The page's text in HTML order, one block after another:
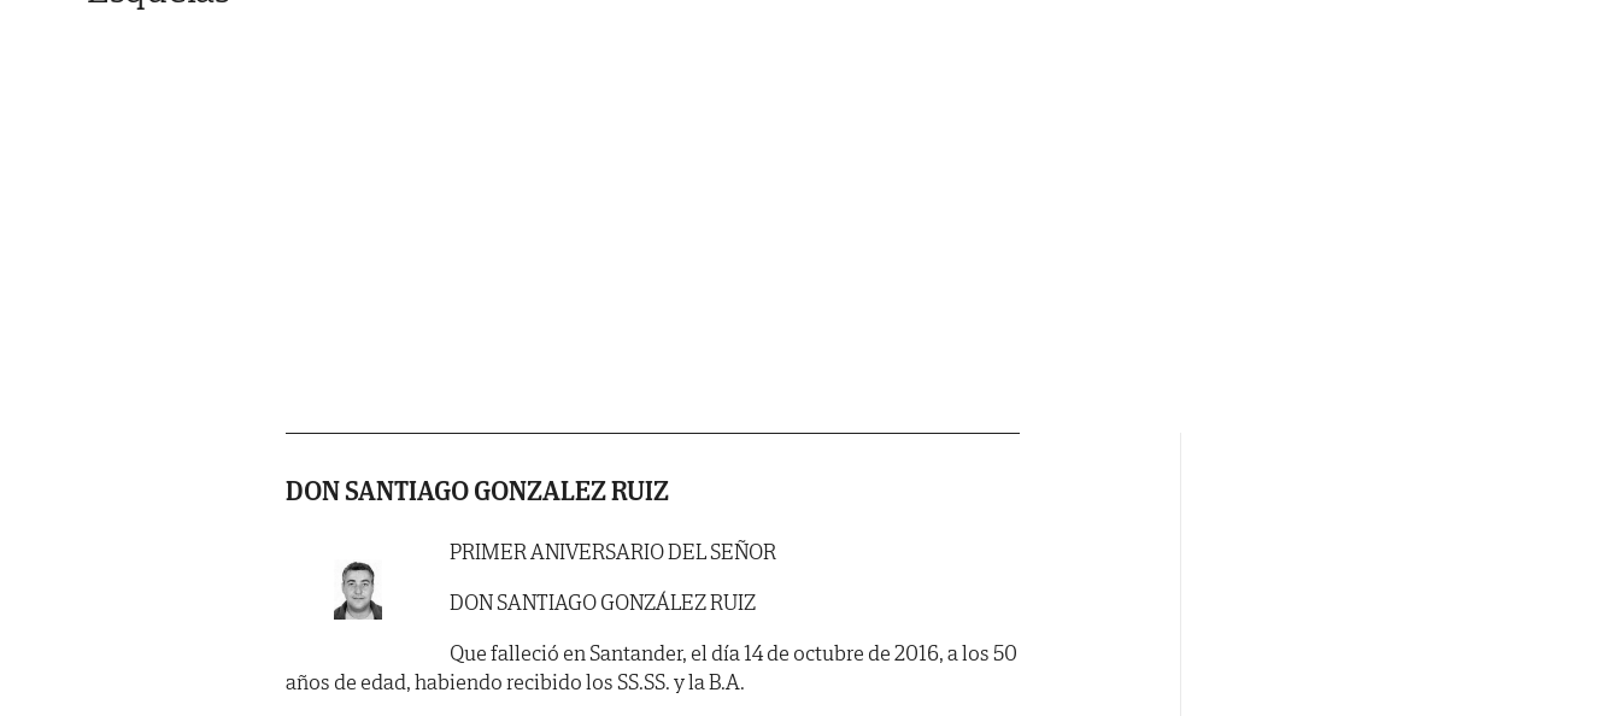
DON SANTIAGO GONZALEZ RUIZ
PRIMER ANIVERSARIO DEL SEÑOR
DON SANTIAGO GONZÁLEZ RUIZ
Que falleció en Santander, el día 14 de octubre de 2016, a los 50
años de edad, habiendo recibido los SS.SS. y la B.A.